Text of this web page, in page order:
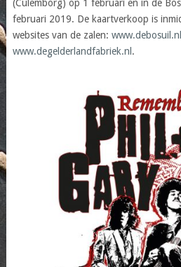
(Culemborg) op 1 februari en in de
februari 2019. De kaartverkoop is
websites van de zalen: www.debosuil.nl
www.degelderlandfabriek.nl .